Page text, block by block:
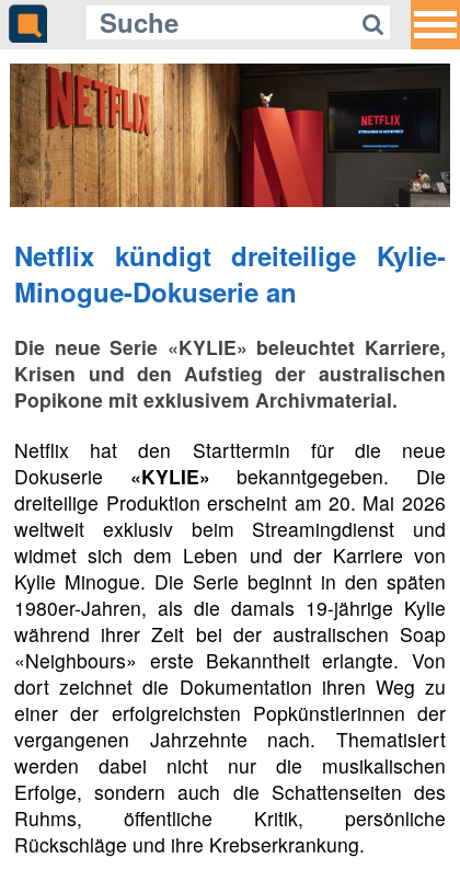
Netflix kündigt dreiteilige Kylie-
Minogue-Dokuserie an
Die neue Serie «KYLIE» beleuchtet Karriere,
Krisen und den Aufstieg der australischen
Popikone mit exklusivem Archivmaterial.
Netflix hat den Starttermin für die neue
Dokuserie «KYLIE» bekanntgegeben. Die
dreiteilige Produktion erscheint am 20. Mai 2026
weltweit exklusiv beim Streamingdienst und
widmet sich dem Leben und der Karriere von
Kylie Minogue. Die Serie beginnt in den späten
1980er-Jahren, als die damals 19-jährige Kylie
während ihrer Zeit bei der australischen Soap
«Neighbours» erste Bekanntheit erlangte. Von
dort zeichnet die Dokumentation ihren Weg zu
einer der erfolgreichsten Popkünstlerinnen der
vergangenen Jahrzehnte nach. Thematisiert
werden dabei nicht nur die musikalischen
Erfolge, sondern auch die Schattenseiten des
Ruhms, öffentliche Kritik, persönliche
Rückschläge und ihre Krebserkrankung.